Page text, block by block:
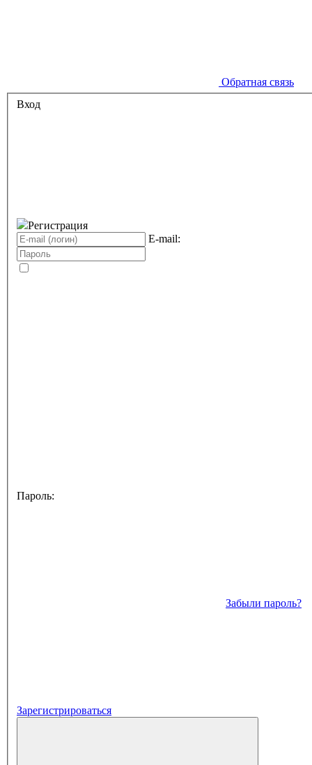
Обратная связь
Вход
Регистрация
E-mail:
Пароль:
Забыли пароль?
Зарегистрироваться